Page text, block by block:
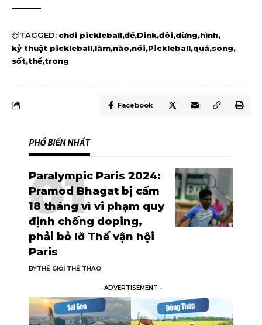
TAGGED: chơi pickleball để Dink đôi dừng hình
kỷ thuật pickleball làm nào nói Pickleball quá song
sốt thể trong
Facebook
PHỔ BIẾN NHẤT
Paralympic Paris 2024:
Pramod Bhagat bị cấm
18 tháng vì vi phạm quy
định chống doping,
phải bỏ lỡ Thế vận hội
Paris
BYTHẾ GIỚI THỂ THAO
- ADVERTISEMENT -